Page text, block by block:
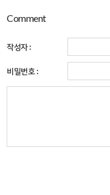
Comment
작성자 :
비밀번호 :